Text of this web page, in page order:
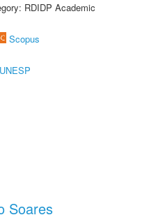
RDIDP Academic
Scopus
Soares